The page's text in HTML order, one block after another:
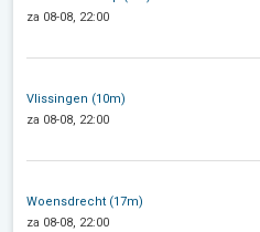
za 08-08, 22:00
Vlissingen (10m)
za 08-08, 22:00
Woensdrecht (17m)
za 08-08, 22:00